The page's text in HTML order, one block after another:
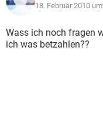
18. Februar 2010
Wass ich noch fragen
ich was betzahlen??